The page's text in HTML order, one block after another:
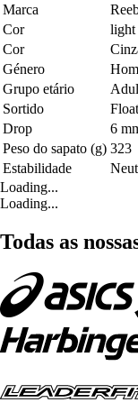
Marca
Cor
light
Cor
Género
Grupo etário
Sortido
Drop
6
Peso do sapato (g) 323
Estabilidade
Loading...
Loading...
Todas as